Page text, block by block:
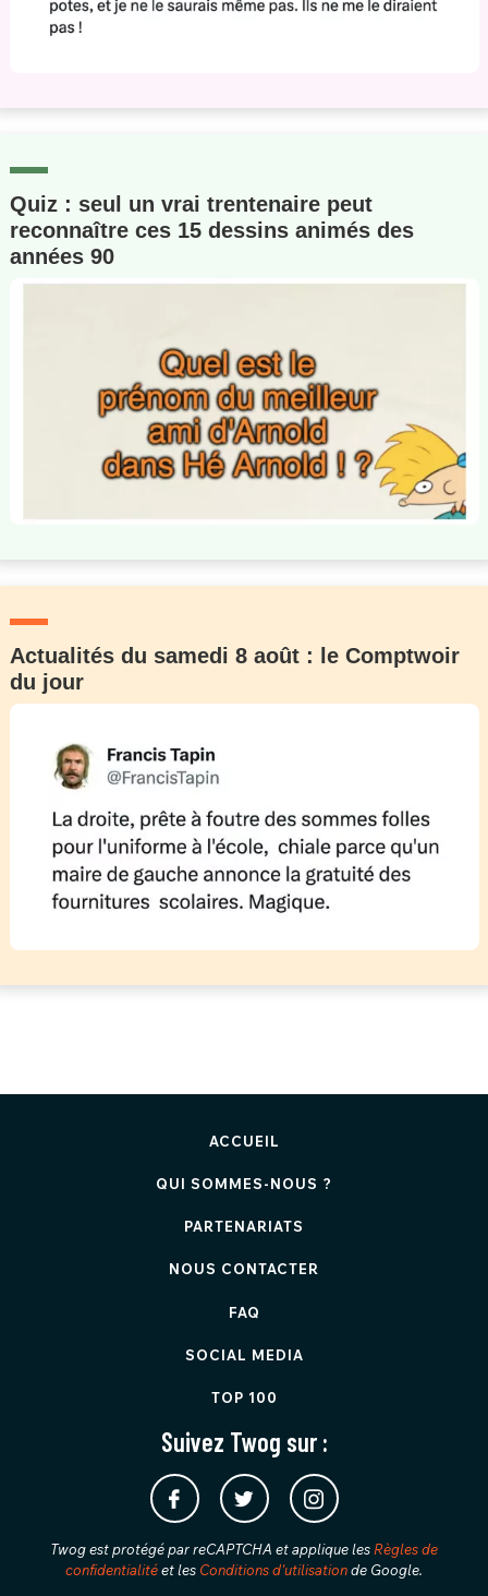
Quiz : seul un vrai trentenaire peut
reconnaître ces 15 dessins animés des
années 90
Actualités du samedi 8 août : le Comptwoir
du jour
ACCUEIL
QUI SOMMES-NOUS ?
PARTENARIATS
NOUS CONTACTER
FAQ
SOCIAL MEDIA
TOP 100
Suivez Twog sur :
Twog est protégé par reCAPTCHA et applique les Règles de
confidentialitéet les Conditions d'utilisationde Google.